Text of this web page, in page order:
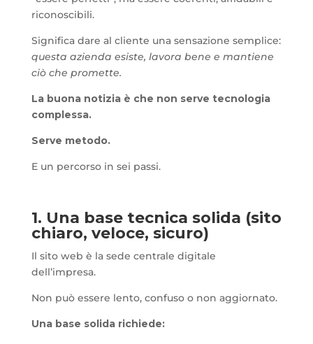
riconoscibili.
Significa dare al cliente una sensazione semplice:
questa azienda esiste, lavora bene e mantiene
ciò che promette.
La buona notizia è che non serve tecnologia
complessa.
Serve metodo.
E un percorso in sei passi.
1. Una base tecnica solida (sito
chiaro, veloce, sicuro)
Il sito web è la sede centrale digitale
dell’impresa.
Non può essere lento, confuso o non aggiornato.
Una base solida richiede: